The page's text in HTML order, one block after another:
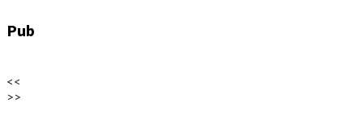
Pub
<<
>>